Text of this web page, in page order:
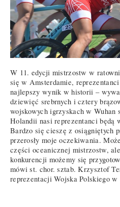
W 11. edycji mistrzostw w
się w Amsterdamie,
najlepszy wynik w historii –
dziewięć srebrnych i cztery
wojskowych igrzyskach w Wuhan
Holandii nasi reprezentanci będą
Bardzo się cieszę z osiągniętych
przerosły moje oczekiwania.
części oceanicznej mistrzostw,
konkurencji możemy się
mówi st. chor. sztab. Krzysztof
reprezentacji Wojska Polskiego